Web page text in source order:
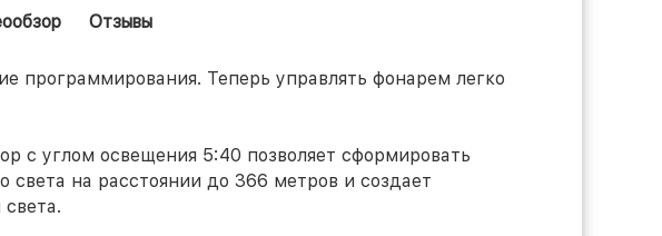
Отзывы
программирования. Теперь управлять фонарем легко
с углом освещения 5:40 позволяет сформировать
света на расстоянии до 366 метров и создает